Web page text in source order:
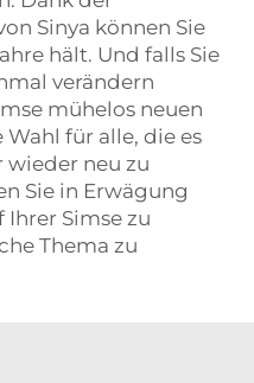
Sinya können Sie
hält. Und falls Sie
verändern
mühelos neuen
Wahl für alle, die es
wieder neu zu
Sie in Erwägung
Ihrer Simse zu
Thema zu